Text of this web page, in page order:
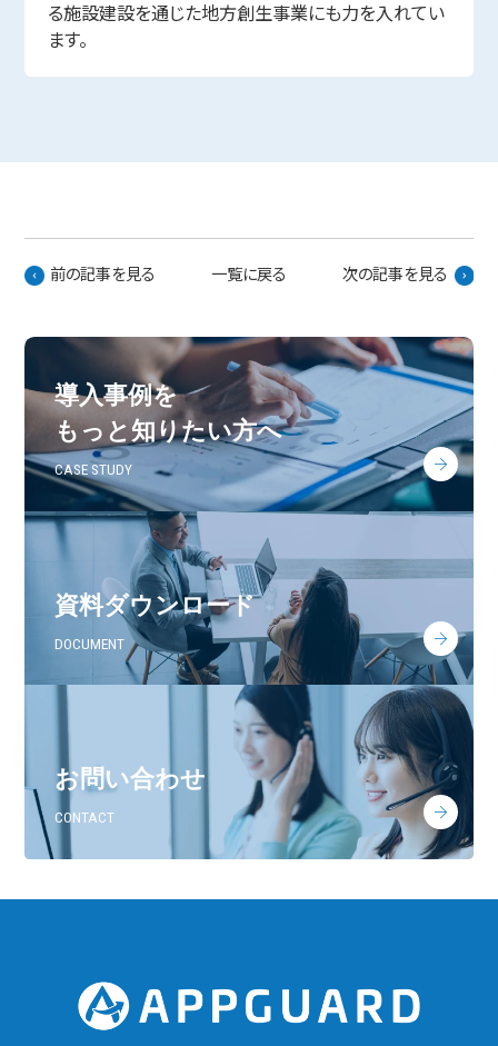
る施設建設を通じた地方創生事業にも力を入れてい
ます。
前の記事を見る 一覧に戻る 次の記事を見る
導入事例を
もっと知りたい方へ
CASE STUDY
資料ダウンロード
DOCUMENT
お問い合わせ
CONTACT